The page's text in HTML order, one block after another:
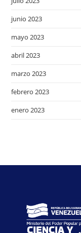
junio 2023
mayo 2023
abril 2023
marzo 2023
febrero 2023
enero 2023